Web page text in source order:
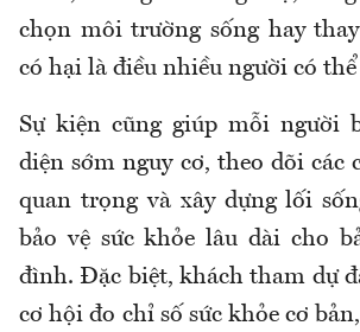
chọn môi trường sống hay
có hại là điều nhiều người có
Sự kiện cũng giúp mỗi người
diện sớm nguy cơ, theo dõi các
quan trọng và xây dựng lối
bảo vệ sức khỏe lâu dài cho
đình. Đặc biệt, khách tham dự
cơ hội đo chỉ số sức khỏe cơ